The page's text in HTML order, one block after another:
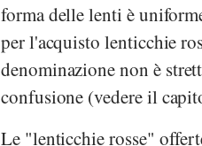
forma delle lenti è
per l'acquisto lenticchie
denominazione non è
confusione (vedere il
Le "lenticchie rosse"